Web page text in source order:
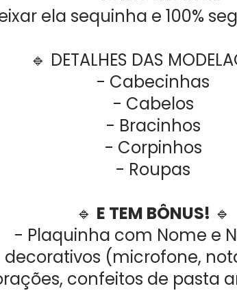
ela sequinha e 100%
🔹 DETALHES DAS
- Cabecinhas
- Cabelos
- Bracinhos
- Corpinhos
- Roupas
🔹 E TEM BÔNUS! 🔹
- Plaquinha com Nome e
(microfone,
confeitos de pasta